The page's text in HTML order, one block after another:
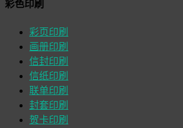
彩色印刷
彩页印刷
画册印刷
信封印刷
信纸印刷
联单印刷
封套印刷
贺卡印刷